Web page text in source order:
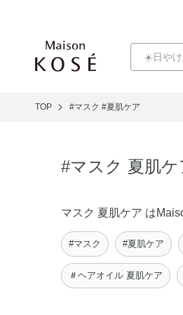
TOP #マスク #夏肌ケア
#マスク 夏肌
マスク 夏肌ケア は
#マスク #夏肌ケア
＃ヘアオイル 夏肌ケア